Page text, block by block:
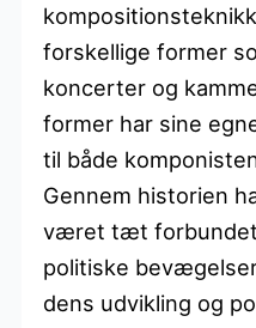
forskellige former
koncerter og
former har sine
til både
Gennem historien
været tæt forbundet
politiske
dens udvikling og